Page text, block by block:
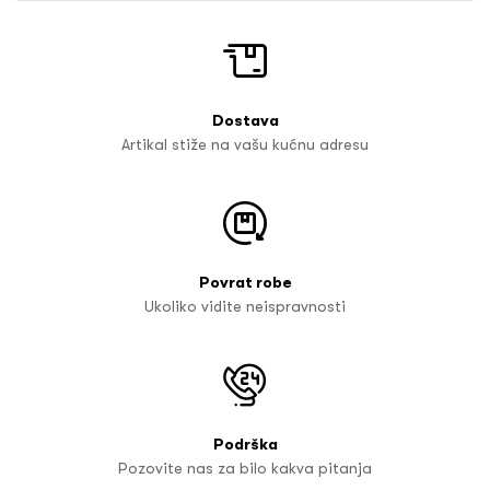
Dostava
Artikal stiže na vašu kućnu adresu
Povrat robe
Ukoliko vidite neispravnosti
Podrška
Pozovite nas za bilo kakva pitanja